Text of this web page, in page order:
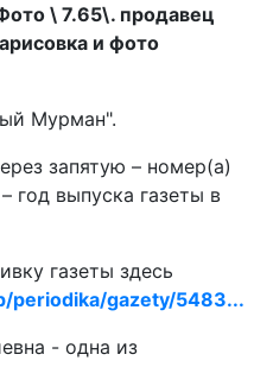
\ 7.65\. продавец
и фото
Мурман".
запятую – номер(а)
год выпуска газеты в
газеты здесь
periodika/gazety/5483...
- одна из